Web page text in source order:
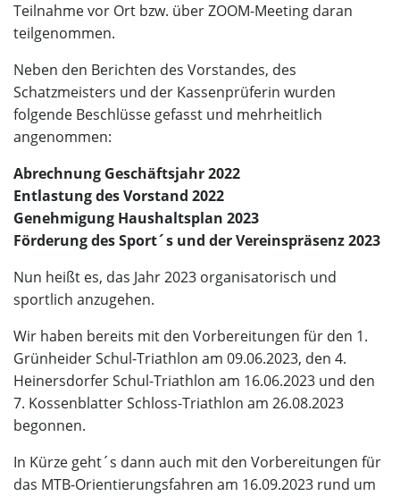
Teilnahme vor Ort bzw. über ZOOM-Meeting daran
teilgenommen.
Neben den Berichten des Vorstandes, des
Schatzmeisters und der Kassenprüferin wurden
folgende Beschlüsse gefasst und mehrheitlich
angenommen:
Abrechnung Geschäftsjahr 2022
Entlastung des Vorstand 2022
Genehmigung Haushaltsplan 2023
Förderung des Sport´s und der Vereinspräsenz 2023
Nun heißt es, das Jahr 2023 organisatorisch und
sportlich anzugehen.
Wir haben bereits mit den Vorbereitungen für den 1.
Grünheider Schul-Triathlon am 09.06.2023, den 4.
Heinersdorfer Schul-Triathlon am 16.06.2023 und den
7. Kossenblatter Schloss-Triathlon am 26.08.2023
begonnen.
In Kürze geht´s dann auch mit den Vorbereitungen für
das MTB-Orientierungsfahren am 16.09.2023 rund um